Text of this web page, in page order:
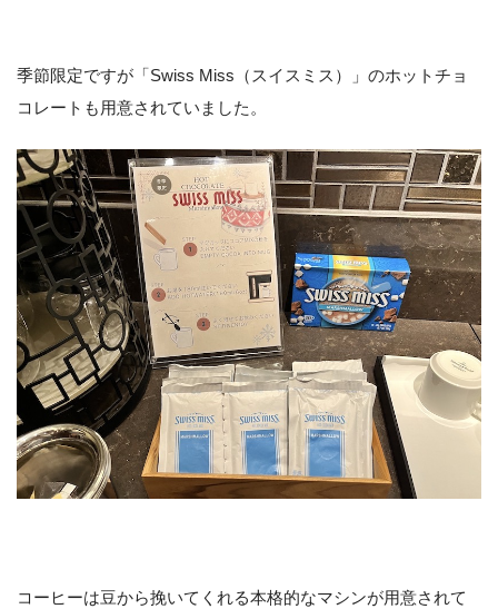
季節限定ですが「Swiss Miss（スイスミス）」のホットチョ
コレートも用意されていました。
コーヒーは豆から挽いてくれる本格的なマシンが用意されて